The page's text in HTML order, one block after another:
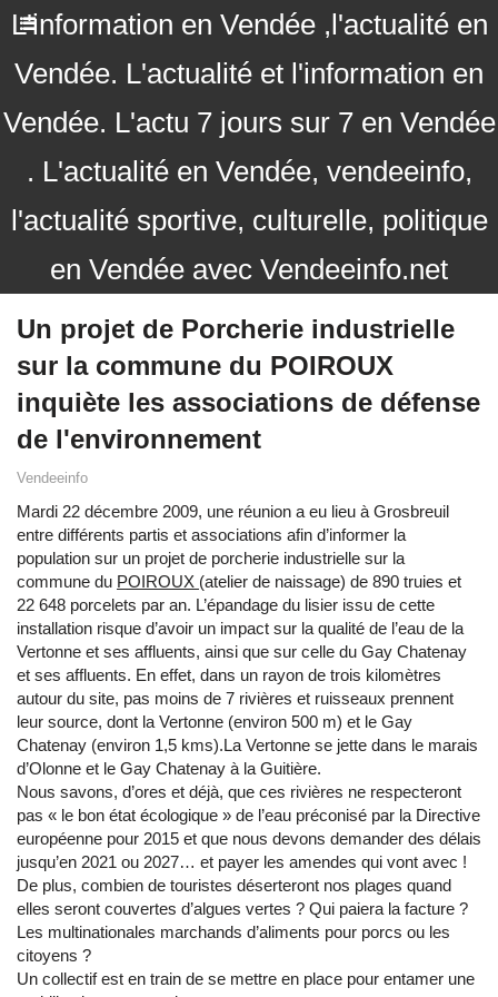
L'information en Vendée ,l'actualité en
Vendée. L'actualité et l'information en
Vendée. L'actu 7 jours sur 7 en Vendée
. L'actualité en Vendée, vendeeinfo,
l'actualité sportive, culturelle, politique
en Vendée avec Vendeeinfo.net
Un projet de Porcherie industrielle
sur la commune du POIROUX
inquiète les associations de défense
de l'environnement
Vendeeinfo
Mardi 22 décembre 2009, une réunion a eu lieu à Grosbreuil
entre différents partis et associations afin d’informer la
population sur un projet de porcherie industrielle sur la
commune du POIROUX (atelier de naissage) de 890 truies et
22 648 porcelets par an. L’épandage du lisier issu de cette
installation risque d’avoir un impact sur la qualité de l’eau de la
Vertonne et ses affluents, ainsi que sur celle du Gay Chatenay
et ses affluents. En effet, dans un rayon de trois kilomètres
autour du site, pas moins de 7 rivières et ruisseaux prennent
leur source, dont la Vertonne (environ 500 m) et le Gay
Chatenay (environ 1,5 kms).La Vertonne se jette dans le marais
d’Olonne et le Gay Chatenay à la Guitière.
Nous savons, d’ores et déjà, que ces rivières ne respecteront
pas « le bon état écologique » de l’eau préconisé par la Directive
européenne pour 2015 et que nous devons demander des délais
jusqu’en 2021 ou 2027… et payer les amendes qui vont avec !
De plus, combien de touristes déserteront nos plages quand
elles seront couvertes d’algues vertes ? Qui paiera la facture ?
Les multinationales marchands d’aliments pour porcs ou les
citoyens ?
Un collectif est en train de se mettre en place pour entamer une